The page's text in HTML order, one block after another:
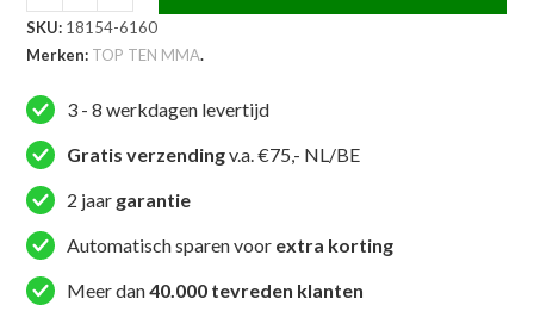
TEN
MMA
MMA-
broekje
-
Fight
Team
-
aantal
SKU: 18154-6160
Merken: TOP TEN MMA.
3 - 8 werkdagen levertijd
Gratis verzendingv.a. €75,- NL/BE
2 jaar garantie
Automatisch sparen voor extra korting
Meer dan40.000 tevreden klanten